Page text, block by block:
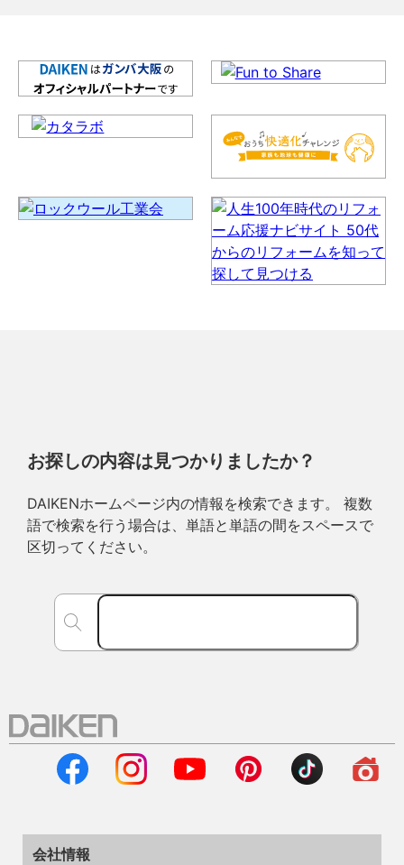
お探しの内容は見つかりましたか？
DAIKENホームページ内の情報を検索できます。 複数
語で検索を行う場合は、単語と単語の間をスペースで
区切ってください。
会社情報